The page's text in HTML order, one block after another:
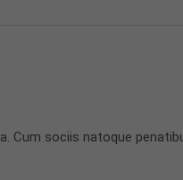
Cum sociis natoque